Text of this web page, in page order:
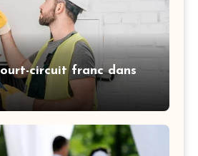
circuit franc dans